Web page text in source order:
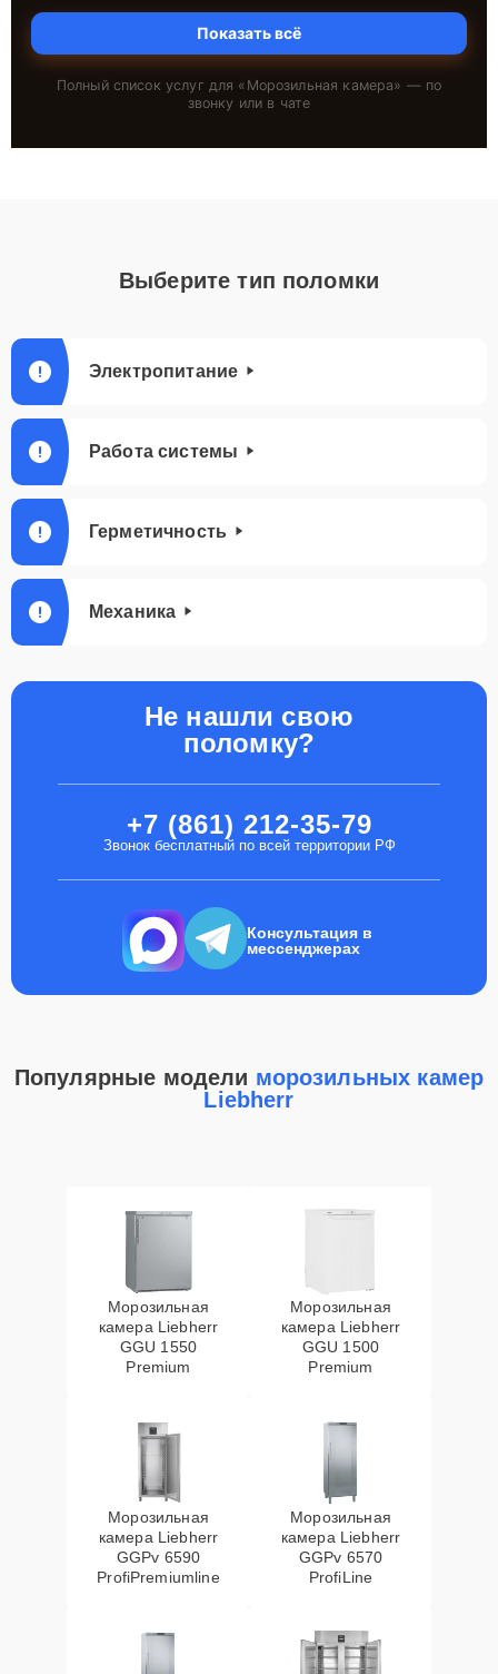
Показать всё
Полный список услуг для « Морозильная камера» — по
звонку или в чате
Выберите тип поломки
Электропитание
Работа системы
Герметичность
Механика
Не нашли свою
поломку?
+7 (861) 212-35-79
Звонок бесплатный по всей территории РФ
Консультация в
мессенджерах
Популярные модели морозильных камер
Liebherr
Морозильная
камера Liebherr
GGU 1550
Premium
Морозильная
камера Liebherr
GGU 1500
Premium
Морозильная
камера Liebherr
GGPv 6590
ProfiPremiumline
Морозильная
камера Liebherr
GGPv 6570
ProfiLine